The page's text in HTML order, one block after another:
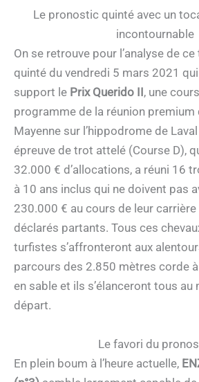
Le pronostic quinté avec un
incontournable
On se retrouve pour l’analyse de
quinté du vendredi 5 mars 2021
support le Prix Querido II, une
programme de la réunion premium
Mayenne sur l’hippodrome de
épreuve de trot attelé (Course D),
32.000 € d’allocations, a réuni 16
à 10 ans inclus qui ne doivent pas
230.000 € au cours de leur
déclarés partants. Tous ces
turfistes s’affronteront aux
parcours des 2.850 mètres corde
en sable et ils s’élanceront tous au
départ.
Le favori du
En plein boum à l’heure actuelle,